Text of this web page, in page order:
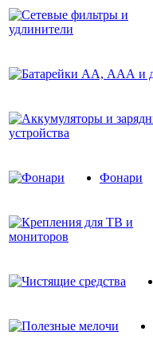
Фонари